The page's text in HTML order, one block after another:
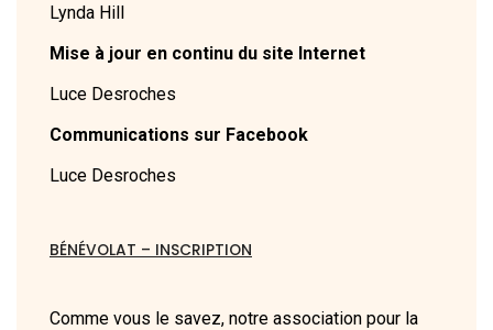
Lynda Hill
Mise à jour en continu du site Internet
Luce Desroches
Communications sur Facebook
Luce Desroches
BÉNÉVOLAT – INSCRIPTION
Comme vous le savez, notre association pour la